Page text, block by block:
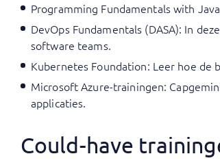
Programming Fundamentals with
DevOps Fundamentals (DASA): In
software teams.
Kubernetes Foundation: Leer hoe de
Microsoft Azure-trainingen:
applicaties.
Could-have